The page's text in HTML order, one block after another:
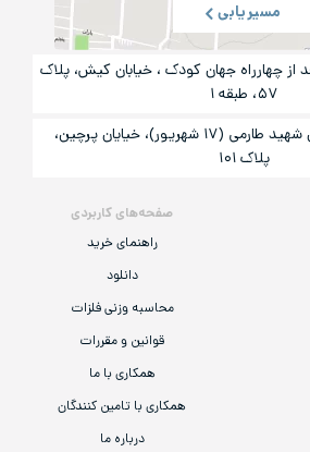
صفحه‌های کاربردی
راهنمای خرید
دانلود
محاسبه وزنی فلزات
قوانین و مقررات
همکاری با ما
همکاری با تامین کنندگان
درباره ما
مسیریابی
بعد از چهارراه جهان کودک ، خیابان کیش، پلاک
۵۷، طبقه ۱
تهران، شادآباد، خیابان شهید طارمی (۱۷ شهریور)، خیایان پرچین،
پلاک ۱۰۱